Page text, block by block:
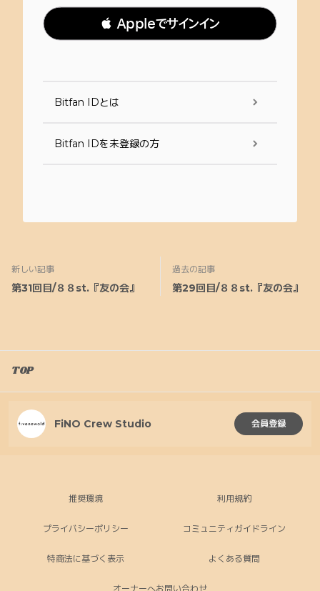
 Appleでサインイン
Bitfan IDとは
Bitfan IDを未登録の方
新しい記事
第31回目/８８st.『友の会』
過去の記事
第29回目/８８st.『友の会』
TOP
FiNO Crew Studio 会員登録
推奨環境 利用規約
プライバシーポリシー コミュニティガイドライン
特商法に基づく表示 よくある質問
オーナーへお問い合わせ